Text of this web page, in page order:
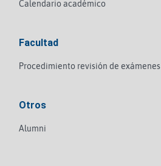
Calendario académico
Facultad
Procedimiento revisión de exámenes
Otros
Alumni